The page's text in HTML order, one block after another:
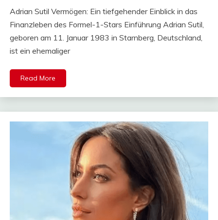
Adrian Sutil Vermögen: Ein tiefgehender Einblick in das
Finanzleben des Formel-1-Stars Einführung Adrian Sutil,
geboren am 11. Januar 1983 in Starnberg, Deutschland,
ist ein ehemaliger
Read More